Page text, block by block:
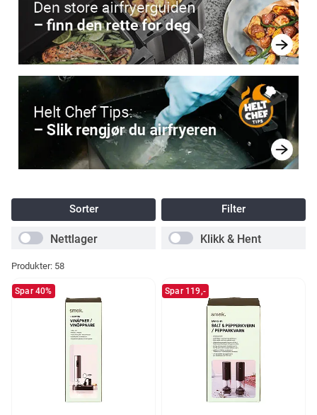
Nettlager Klikk & Hent
Produkter: 58
Spar 40% Spar 119,-
Filter
Sorter